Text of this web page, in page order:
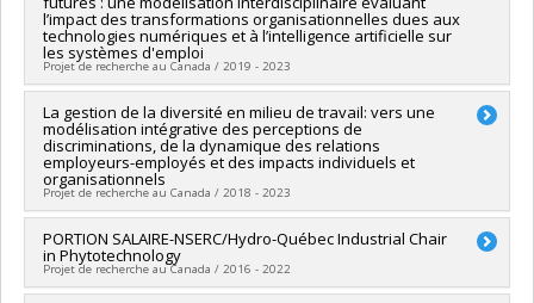
Co-chercheurs :Marie-Thérèse Chicha
Sources de financement :Ministère de l'Immigration, de la
Diversité et de l'Inclusion
Programmes de subvention :
l’impact des transformations organisationnelles dues aux
technologies numériques et à l’intelligence artificielle sur
les systèmes d'emploi
Projet de recherche au Canada / 2019 - 2023
Chercheur principal :Lyse Langlois
Co-chercheurs :Tania Saba
Sources de financement :FRQSC/Fonds de recherche du
Québec - Société et culture (FQRSC)
Programmes de subvention : PVXXXXXX-Création d'un
Observatoire international - Intelligence artificielle
La gestion de la diversité en milieu de travail: vers une
modélisation intégrative des perceptions de
discriminations, de la dynamique des relations
employeurs-employés et des impacts individuels et
organisationnels
Projet de recherche au Canada / 2018 - 2023
Chercheur principal :Tania Saba
Co-chercheurs :Marie-Thérèse Chicha
Eve Dufour
PORTION SALAIRE-NSERC/Hydro-Québec Industrial Chair
in Phytotechnology
Projet de recherche au Canada / 2016 - 2022